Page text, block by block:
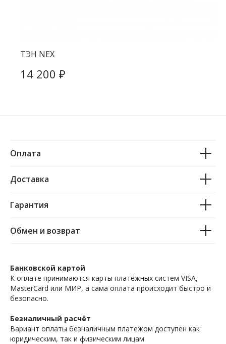
ТЭН NEX
14 200 ₽
Оплата
Доставка
Гарантия
Обмен и возврат
Банковской картой
К оплате принимаются карты платёжных систем VISA,
MasterCard или МИР, а сама оплата происходит быстро и
безопасно.
Безналичный расчёт
Вариант оплаты безналичным платежом доступен как
юридическим, так и физическим лицам.